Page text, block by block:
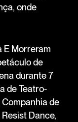
onde
Morreram
de
durante 7
de Teatro-
de
Dance,